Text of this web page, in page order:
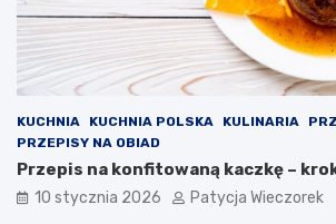
KUCHNIA KUCHNIA POLSKA KULINARIA
PRZEPISY NA OBIAD
Przepis na konfitowaną kaczkę –
10 stycznia 2026 Patycja Wieczorek